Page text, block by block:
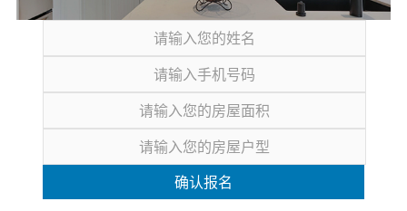
确认报名